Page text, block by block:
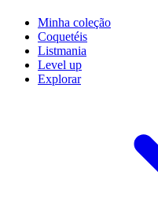
Minha coleção
Coquetéis
Listmania
Level up
Explorar